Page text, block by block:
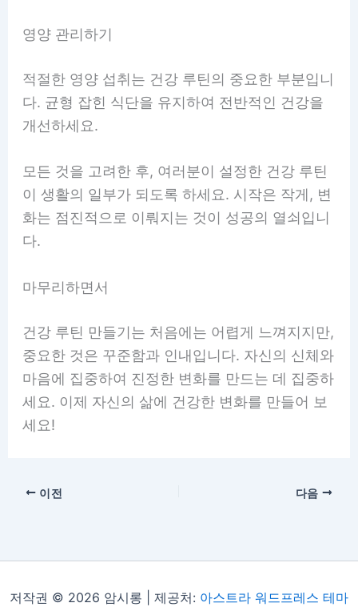
영양 관리하기
적절한 영양 섭취는 건강 루틴의 중요한 부분입니
다. 균형 잡힌 식단을 유지하여 전반적인 건강을
개선하세요.
모든 것을 고려한 후, 여러분이 설정한 건강 루틴
이 생활의 일부가 되도록 하세요. 시작은 작게, 변
화는 점진적으로 이뤄지는 것이 성공의 열쇠입니
다.
마무리하면서
건강 루틴 만들기는 처음에는 어렵게 느껴지지만,
중요한 것은 꾸준함과 인내입니다. 자신의 신체와
마음에 집중하여 진정한 변화를 만드는 데 집중하
세요. 이제 자신의 삶에 건강한 변화를 만들어 보
세요!
이전 다음
저작권 © 2026 암시롱 | 제공처: 아스트라 워드프레스 테마